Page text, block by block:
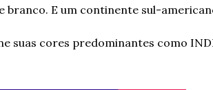
branco. E um continente sul-
suas cores predominantes como